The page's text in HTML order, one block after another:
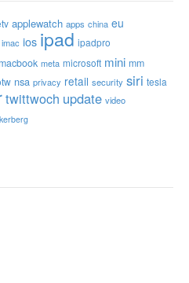
applewatch apps china eu
imac ios ipad ipadpro
macbook meta microsoft mini mm
nsa privacy retail security siri tesla
twittwoch update video